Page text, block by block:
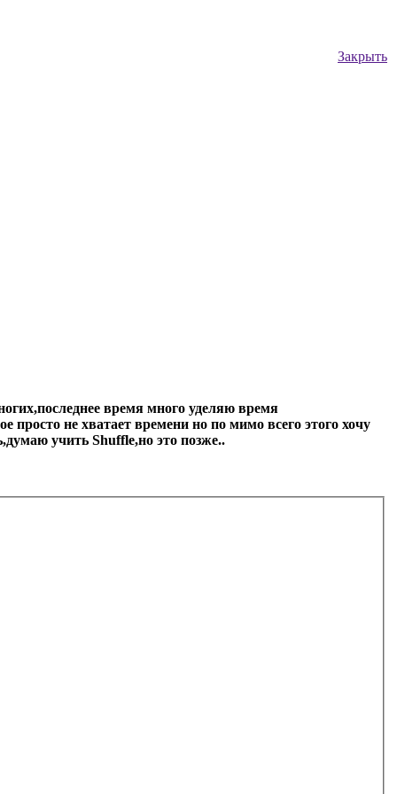
Закрыть
время много уделяю время
не хватает времени но по мимо всего этого хочу
учить Shuffle,но это позже..